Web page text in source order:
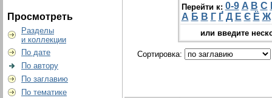
Просмотреть
Разделы
и коллекции
По дате
По автору
По заглавию
По тематике
Перейти к: 0-9 A B C
А Б В Г Ґ Д Е Є Ё Ж
или введите
Сортировка: